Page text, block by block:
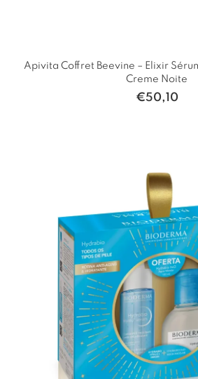
Apivita Coffret Beevine – Elixir
Creme Noite
€50,10